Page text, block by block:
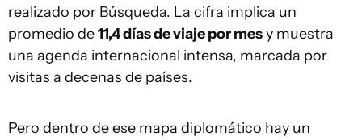
realizado por Búsqueda. La cifra implica un
promedio de11,4 días de viaje por mesy muestra
una agenda internacional intensa, marcada por
visitas a decenas de países.
Pero dentro de ese mapa diplomático hay un